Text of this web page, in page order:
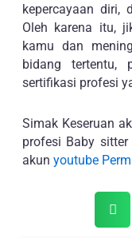
kepercayaan diri,
Oleh karena itu,
kamu dan
bidang tertentu,
sertifikasi profesi
Simak Keseruan
profesi Baby
akun youtube